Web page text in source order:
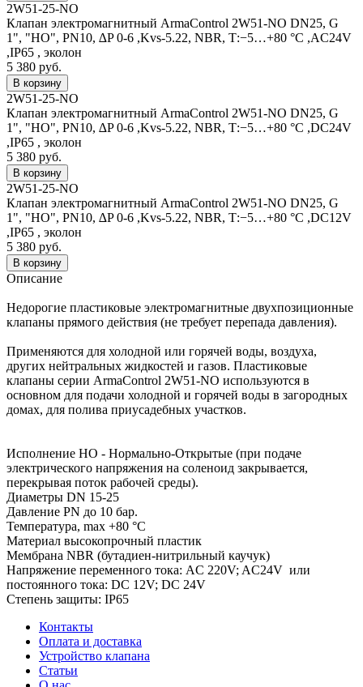
2W51-25-NO
Клапан электромагнитный ArmaControl 2W51-NO DN25, G
1", "НО", PN10, ∆P 0-6 ,Kvs-5.22, NBR, Т:−5…+80 °С ,AC24V
,IP65 , эколон
5 380 руб.
2W51-25-NO
Клапан электромагнитный ArmaControl 2W51-NO DN25, G
1", "НО", PN10, ∆P 0-6 ,Kvs-5.22, NBR, Т:−5…+80 °С ,DC24V
,IP65 , эколон
5 380 руб.
2W51-25-NO
Клапан электромагнитный ArmaControl 2W51-NO DN25, G
1", "НО", PN10, ∆P 0-6 ,Kvs-5.22, NBR, Т:−5…+80 °С ,DC12V
,IP65 , эколон
5 380 руб.
Описание
Недорогие пластиковые электромагнитные двухпозиционные
клапаны прямого действия (не требует перепада давления).
Применяются для холодной или горячей воды, воздуха,
других нейтральных жидкостей и газов. Пластиковые
клапаны серии ArmaControl 2W51-NO используются в
основном для подачи холодной и горячей воды в загородных
домах, для полива приусадебных участков.
Исполнение НО - Нормально-Открытые (при подаче
электрического напряжения на соленоид закрывается,
перекрывая поток рабочей среды).
Диаметры DN 15-25
Давление PN до 10 бар.
Температура, max +80 °С
Материал высокопрочный пластик
Мембрана NBR (бутадиен-нитрильный каучук)
Напряжение переменного тока: AC 220V; AC24V или
постоянного тока: DC 12V; DC 24V
Степень защиты: IP65
Контакты
Оплата и доставка
Устройство клапана
Статьи